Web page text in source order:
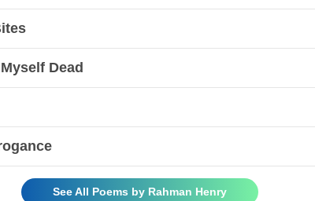
Dead
See All Poems by Rahman Henry